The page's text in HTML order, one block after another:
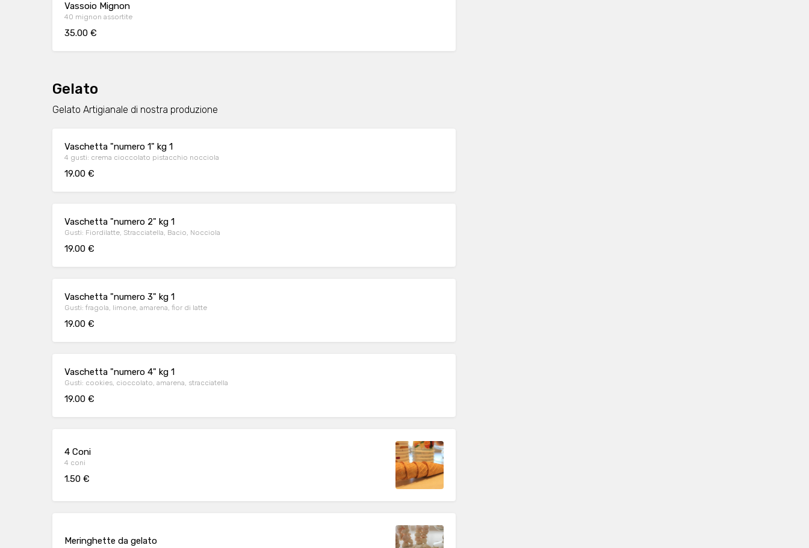
Vassoio Mignon
40 mignon assortite
35.00 €
Gelato
Gelato Artigianale di nostra produzione
Vaschetta "numero 1" kg 1
4 gusti: crema cioccolato pistacchio nocciola
19.00 €
Vaschetta "numero 2" kg 1
Gusti: Fiordilatte, Stracciatella, Bacio, Nocciola
19.00 €
Vaschetta "numero 3" kg 1
Gusti: fragola, limone, amarena, fior di latte
19.00 €
Vaschetta "numero 4" kg 1
Gusti: cookies, cioccolato, amarena, stracciatella
19.00 €
4 Coni
4 coni
1.50 €
Meringhette da gelato